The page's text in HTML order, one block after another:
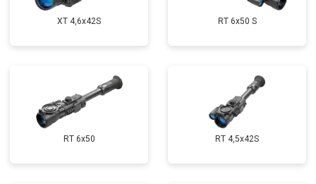
XT 4,6x42S RT 6x50 S
RT 6x50 RT 4,5х42S